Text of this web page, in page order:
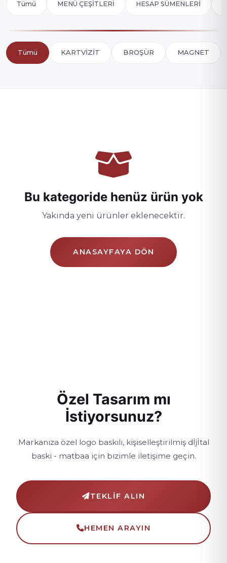
Tümü MENÜ ÇEŞİTLERİ HESAP SÜMENLERİ
Tümü KARTVİZİT BROŞÜR MAGNET
Bu kategoride henüz ürün yok
Yakında yeni ürünler eklenecektir.
ANASAYFAYA DÖN
Özel Tasarım mı
İstiyorsunuz?
Markanıza özel logo baskılı, kişiselleştirilmiş dİjİtal
baski - matbaa için bizimle iletişime geçin.
TEKLIF ALIN
HEMEN ARAYIN